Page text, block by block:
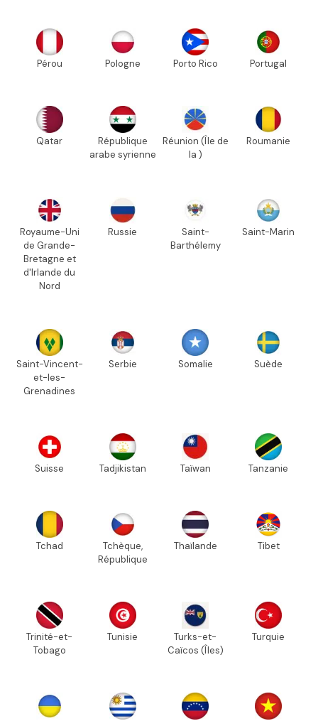
Pérou Pologne Porto Rico Portugal
Qatar
République
arabe syrienne
Réunion (Île de
la )
Roumanie
Royaume-Uni
de Grande-
Bretagne et
d'Irlande du
Nord
Russie
Saint-
Barthélemy
Saint-Marin
Saint-Vincent-
et-les-
Grenadines
Serbie Somalie Suède
Suisse Tadjikistan Taïwan Tanzanie
Tchad
Tchèque,
République
Thaïlande Tibet
Trinité-et-
Tobago
Tunisie
Turks-et-
Caïcos (Îles)
Turquie